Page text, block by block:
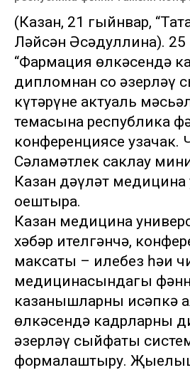
(Казан, 21 гыйнвар,
Ләйсән Әсәдуллина). 25
“Фармация өлкәсендә
дипломнан соң әзерләү
күтәрүнең актуаль
темасына республика
конференциясе узачак.
Сәламәтлек саклау
Казан дәүләт медицина
оештыра.
Казан медицина
хәбәр ителгәнчә,
максаты – илебез һәи
медицинасындагы
казанышларны исәпкә
өлкәсендә кадрларны
әзерләү сыйфаты
формалаштыру.